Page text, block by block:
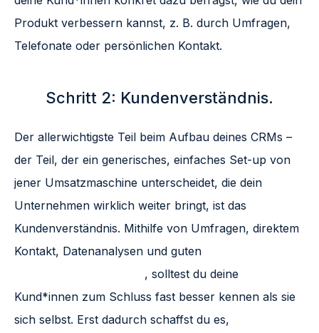
Produkt verbessern kannst, z. B. durch Umfragen,
Telefonate oder persönlichen Kontakt.
Schritt 2: Kundenverständnis.
Der allerwichtigste Teil beim Aufbau deines CRMs –
der Teil, der ein generisches, einfaches Set-up von
jener Umsatzmaschine unterscheidet, die dein
Unternehmen wirklich weiter bringt, ist das
Kundenverständnis. Mithilfe von Umfragen, direktem
Kontakt, Datenanalysen und guten
, solltest du deine
Kund*innen zum Schluss fast besser kennen als sie
sich selbst. Erst dadurch schaffst du es,